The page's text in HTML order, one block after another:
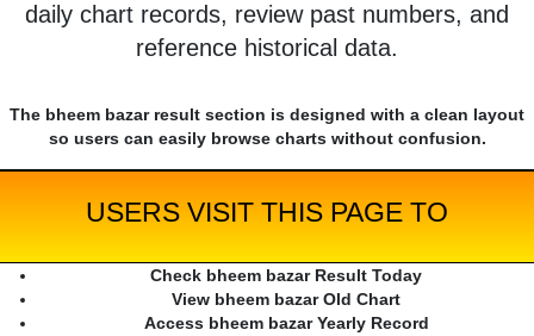
daily chart records, review past numbers, and
reference historical data.
The bheem bazar result section is designed with a clean layout
so users can easily browse charts without confusion.
USERS VISIT THIS PAGE TO
Check bheem bazar Result Today
View bheem bazar Old Chart
Access bheem bazar Yearly Record